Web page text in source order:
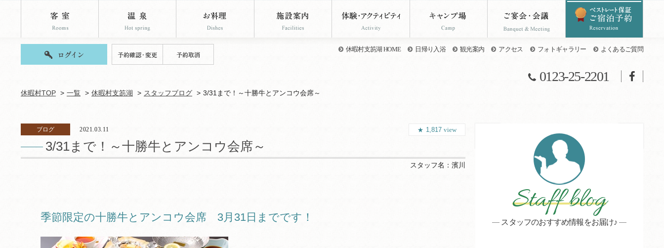
休暇村支笏湖 HOME 日帰り入浴 観光案内 アクセス フォトギャラリー よくあるご質問
0123-25-2201
休暇村TOP 一覧 休暇村支笏湖 スタッフブログ 3/31まで！～十勝牛とアンコウ会席～
ブログ 2021.03.11
3/31まで！～十勝牛とアンコウ会席～
1,817 view
スタッフ名： 濱川
季節限定の十勝牛とアンコウ会席 3月31日までです！ Staff blog
スタッフのおすすめ情報をお届け♪